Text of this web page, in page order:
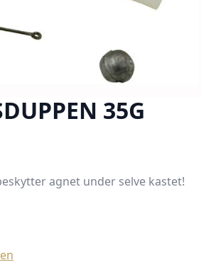
35G
agnet under selve kastet!